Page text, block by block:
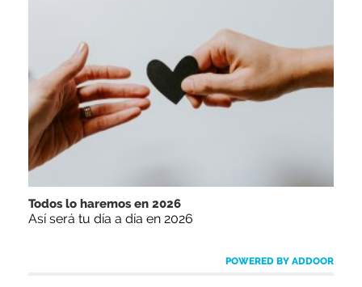
Todos lo haremos en 2026
Así será tu día a día en 2026
POWERED BY ADDOOR